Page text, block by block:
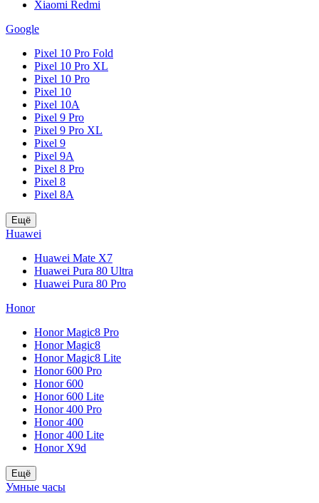
Xiaomi Redmi
Google
Pixel 10 Pro Fold
Pixel 10 Pro XL
Pixel 10 Pro
Pixel 10
Pixel 10A
Pixel 9 Pro
Pixel 9 Pro XL
Pixel 9
Pixel 9A
Pixel 8 Pro
Pixel 8
Pixel 8A
Ещё
Huawei
Huawei Mate X7
Huawei Pura 80 Ultra
Huawei Pura 80 Pro
Honor
Honor Magic8 Pro
Honor Magic8
Honor Magic8 Lite
Honor 600 Pro
Honor 600
Honor 600 Lite
Honor 400 Pro
Honor 400
Honor 400 Lite
Honor X9d
Ещё
Умные часы